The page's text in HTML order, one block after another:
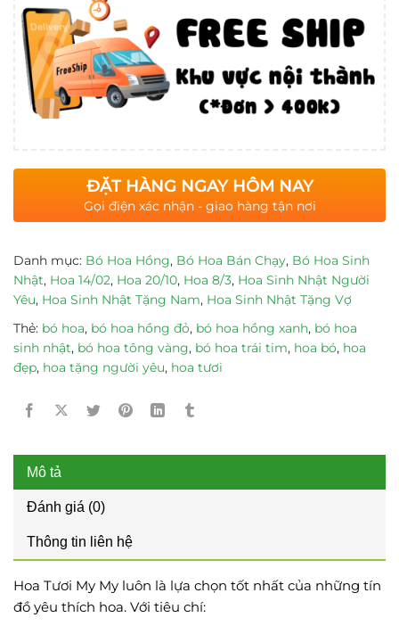
ĐẶT HÀNG NGAY HÔM NAY
Gọi điện xác nhận - giao hàng tận nơi
Danh mục: Bó Hoa Hồng, Bó Hoa Bán Chạy, Bó Hoa Sinh
Nhật, Hoa 14/02, Hoa 20/10, Hoa 8/3, Hoa Sinh Nhật Người
Yêu, Hoa Sinh Nhật Tặng Nam, Hoa Sinh Nhật Tặng Vợ
Thẻ: bó hoa, bó hoa hồng đỏ, bó hoa hồng xanh, bó hoa
sinh nhật, bó hoa tông vàng, bó hoa trái tim, hoa bó, hoa
đẹp, hoa tặng người yêu, hoa tươi
Mô tả
Đánh giá (0)
Thông tin liên hệ
Hoa Tươi My My luôn là lựa chọn tốt nhất của những tín
đồ yêu thích hoa. Với tiêu chí: